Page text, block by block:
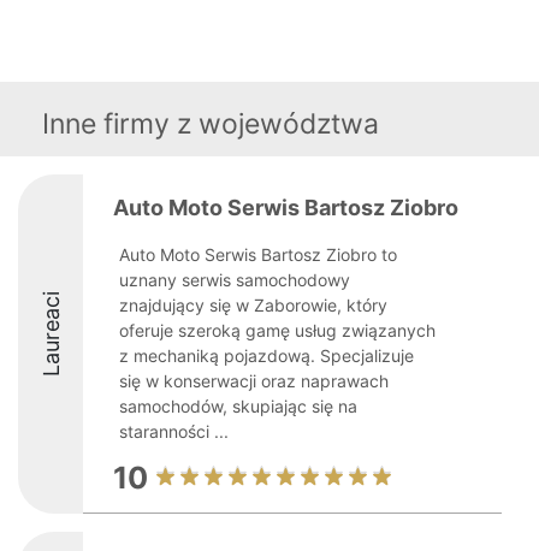
Inne firmy z województwa
Laureaci
Auto Moto Serwis Bartosz Ziobro
Auto Moto Serwis Bartosz Ziobro to
uznany serwis samochodowy
znajdujący się w Zaborowie, który
oferuje szeroką gamę usług związanych
z mechaniką pojazdową. Specjalizuje
się w konserwacji oraz naprawach
samochodów, skupiając się na
staranności ...
10